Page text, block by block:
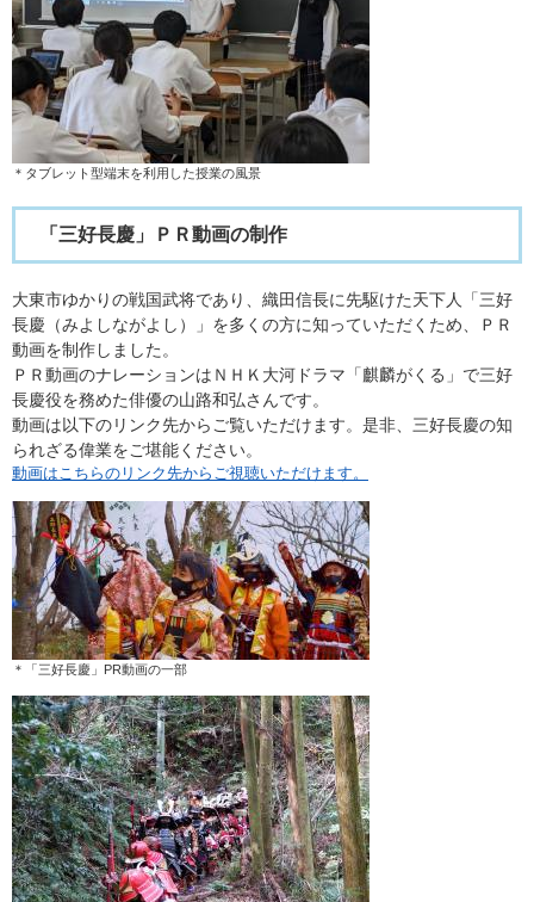
＊​タブレット型端末を利用した授業の風景
「三好長慶」ＰＲ動画の制作
大東市ゆかりの戦国武将であり、織田信長に先駆けた天下人「三好
長慶（みよしながよし）」を多くの方に知っていただくため、ＰＲ
動画を制作しました。
ＰＲ動画のナレーションはＮＨＫ大河ドラマ「麒麟がくる」で三好
長慶役を務めた俳優の山路和弘さんです。
動画は以下のリンク先からご覧いただけます。是非、三好長慶の知
られざる偉業をご堪能ください。
動画はこちらのリンク先からご視聴いただけます。
＊「三好長慶」PR動画の一部